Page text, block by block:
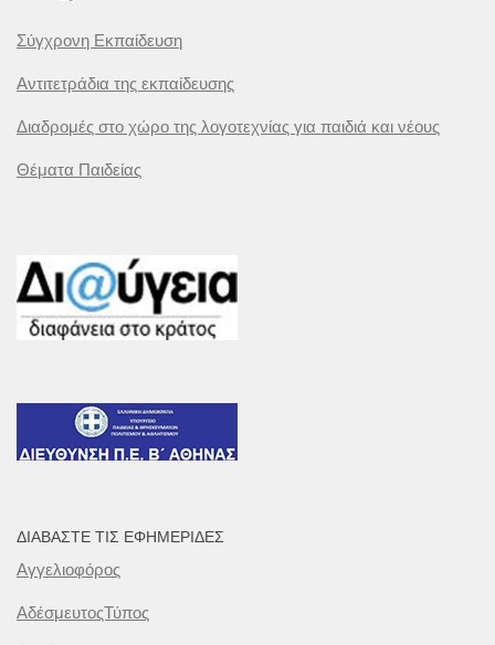
Σύγχρονη Εκπαίδευση
Αντιτετράδια της εκπαίδευσης
Διαδρομές στο χώρο της λογοτεχνίας για παιδιά και νέους
Θέματα Παιδείας
ΔΙΑΒΆΣΤΕ ΤΙΣ ΕΦΗΜΕΡΊΔΕΣ
Αγγελιοφόρος
ΑδέσμευτοςΤύπος